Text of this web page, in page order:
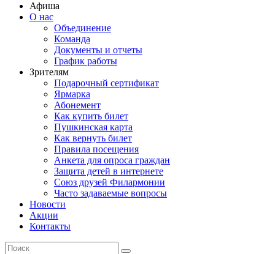
Афиша
О нас
Объединение
Команда
Документы и отчеты
График работы
Зрителям
Подарочный сертификат
Ярмарка
Абонемент
Как купить билет
Пушкинская карта
Как вернуть билет
Правила посещения
Анкета для опроса граждан
Защита детей в интернете
Союз друзей Филармонии
Часто задаваемые вопросы
Новости
Акции
Контакты